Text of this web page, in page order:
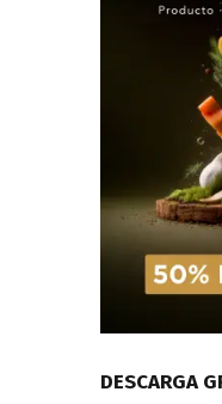
DESCARGA